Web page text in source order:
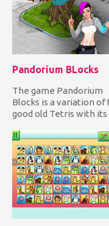
Pandorium BLocks
The game Pandorium
Blocks is a variation of
good old Tetris with its